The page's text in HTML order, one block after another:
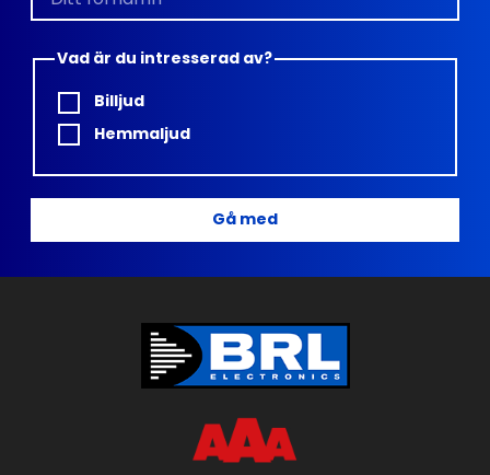
Vad är du intresserad av?
Billjud
Hemmaljud
Gå med